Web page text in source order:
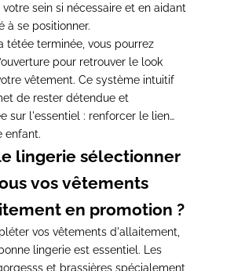
sein si nécessaire et en aidant
à se positionner.
tétée terminée, vous pourrez
pour retrouver le look
vêtement. Ce système intuitif
de rester détendue et
sur l'essentiel : renforcer le lien
enfant.
lingerie sélectionner
vos vêtements
en promotion ?
vos vêtements d'allaitement,
lingerie est essentiel.
Les
et brassières spécialement